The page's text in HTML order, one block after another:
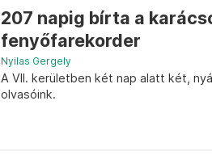
207 napig bírta a
fenyőfarekorder
Nyilas Gergely
A VII. kerületben két nap alatt két,
olvasóink.